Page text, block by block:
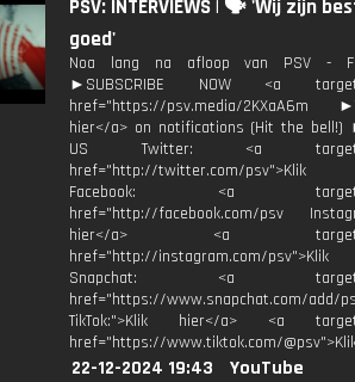
PSV: INTERVIEWS | 🗣️ 'Wij zijn
goed'
Noa lang na afloop van PSV -
►SUBSCRIBE NOW <a
href="https://psv.media/2KXaA6m
hier</a> on notifications (Hit the bell!)
US Twitter: <a
href="http://twitter.com/psv">Klik
Facebook: <a
href="http://facebook.com/psv
hier</a> <a
href="http://instagram.com/
Snapchat: <a
href="https://www.snapchat.com/add/
TikTok:">Klik hier</a> <a
href="https://www.tiktok.com/
22-12-2024 19:43
YouTube